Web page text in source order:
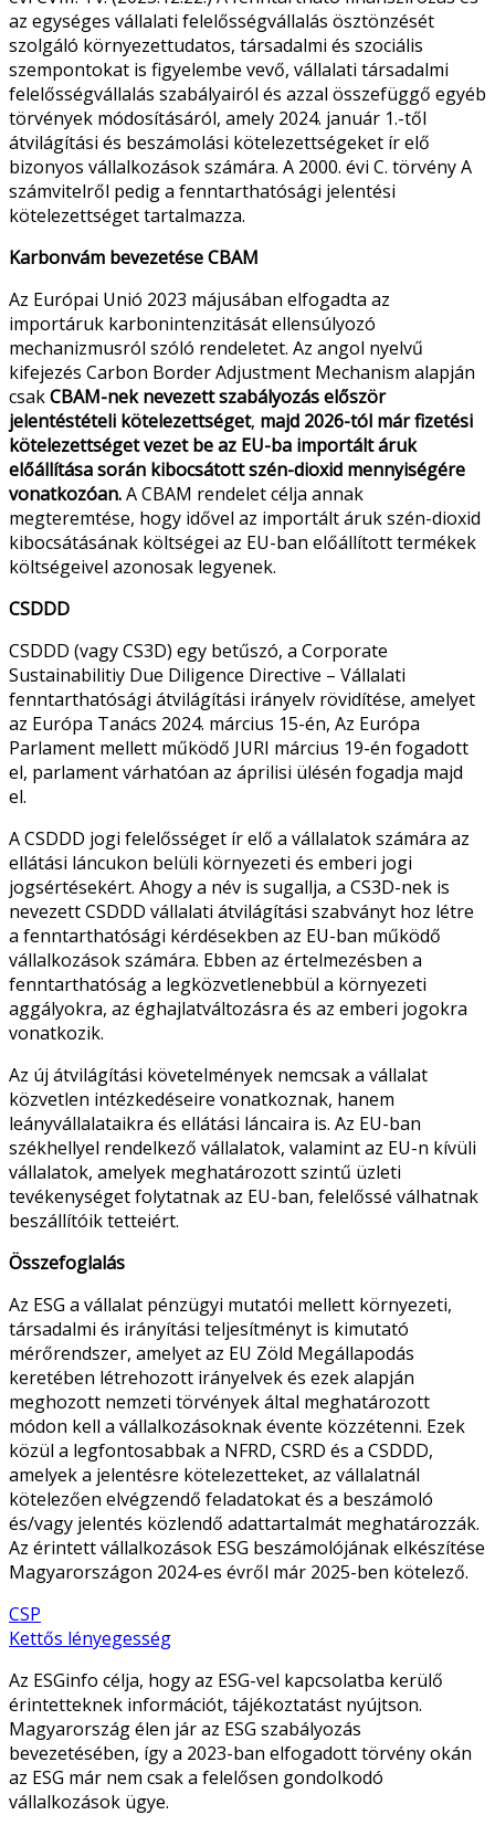
az egységes vállalati felelősségvállalás ösztönzését
szolgáló környezettudatos, társadalmi és szociális
szempontokat is figyelembe vevő, vállalati társadalmi
felelősségvállalás szabályairól és azzal összefüggő egyéb
törvények módosításáról, amely 2024. január 1.-től
átvilágítási és beszámolási kötelezettségeket ír elő
bizonyos vállalkozások számára. A 2000. évi C. törvény A
számvitelről pedig a fenntarthatósági jelentési
kötelezettséget tartalmazza.
Karbonvám bevezetéseCBAM
Az Európai Unió 2023 májusában elfogadta az
importáruk karbonintenzitását ellensúlyozó
mechanizmusról szóló rendeletet. Az angol nyelvű
kifejezés Carbon Border Adjustment Mechanism alapján
csakCBAM-nek nevezett szabályozás először
jelentéstételi kötelezettséget, majd 2026-tól már fizetési
kötelezettséget vezet be az EU-ba importált áruk
előállítása során kibocsátott szén-dioxid mennyiségére
vonatkozóan.ACBAM rendelet célja annak
megteremtése, hogy idővel az importált áruk szén-dioxid
kibocsátásának költségei az EU-ban előállított termékek
költségeivel azonosak legyenek.
CSDDD
CSDDD (vagy CS3D) egy betűszó, a Corporate
Sustainabilitiy Due Diligence Directive – Vállalati
fenntarthatósági átvilágítási irányelv rövidítése, amelyet
az Európa Tanács 2024. március 15-én, Az Európa
Parlament mellett működő JURI március 19-én fogadott
el, parlament várhatóan az áprilisi ülésén fogadja majd
el.
ACSDDD jogi felelősséget ír elő a vállalatok számára az
ellátási láncukon belüli környezeti és emberi jogi
jogsértésekért. Ahogy a név is sugallja, a CS3D-nek is
nevezettCSDDD vállalati átvilágítási szabványt hoz létre
a fenntarthatósági kérdésekben az EU-ban működő
vállalkozások számára. Ebben az értelmezésben a
fenntarthatóság a legközvetlenebbül a környezeti
aggályokra, az éghajlatváltozásra és az emberi jogokra
vonatkozik.
Az új átvilágítási követelmények nemcsak a vállalat
közvetlen intézkedéseire vonatkoznak, hanem
leányvállalataikra és ellátási láncaira is. Az EU-ban
székhellyel rendelkező vállalatok, valamint az EU-n kívüli
vállalatok, amelyek meghatározott szintű üzleti
tevékenységet folytatnak az EU-ban, felelőssé válhatnak
beszállítóik tetteiért.
Összefoglalás
Az ESG a vállalat pénzügyi mutatói mellett környezeti,
társadalmi és irányítási teljesítményt is kimutató
mérőrendszer, amelyet az EU Zöld Megállapodás
keretében létrehozott irányelvek és ezek alapján
meghozott nemzeti törvények által meghatározott
módon kell a vállalkozásoknak évente közzétenni. Ezek
közül a legfontosabbak a NFRD, CSRD és a CSDDD,
amelyek a jelentésre kötelezetteket, az vállalatnál
kötelezően elvégzendő feladatokat és a beszámoló
és/vagy jelentés közlendő adattartalmát meghatározzák.
Az érintett vállalkozások ESG beszámolójának elkészítése
Magyarországon 2024-es évről már 2025-ben kötelező.
Bejegyzés
navigáció
CSP
Kettős lényegesség
Az ESGinfo célja, hogy az ESG-vel kapcsolatba kerülő
érintetteknek információt, tájékoztatást nyújtson.
Magyarország élen jár az ESG szabályozás
bevezetésében, így a 2023-ban elfogadott törvény okán
az ESG már nem csak a felelősen gondolkodó
vállalkozások ügye.